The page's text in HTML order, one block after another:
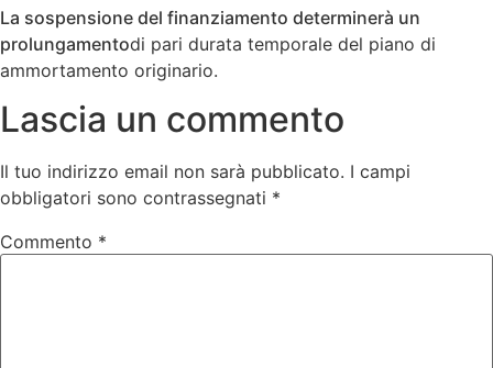
La sospensione del finanziamento determinerà un
prolungamentodi pari durata temporale del piano di
ammortamento originario.
Lascia un commento
Il tuo indirizzo email non sarà pubblicato. I campi
obbligatori sono contrassegnati *
Commento *